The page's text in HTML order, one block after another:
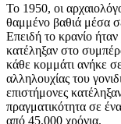
Το 1950, οι
θαμμένο βαθιά μέσα
Επειδή το κρανίο
κατέληξαν στο
κάθε κομμάτι ανήκε
αλληλουχίας του
επιστήμονες
πραγματικότητα σε
από 45.000 χρόνια.